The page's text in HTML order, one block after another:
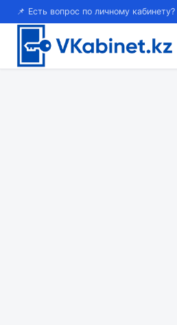
📌 Есть вопрос по личному кабинету?